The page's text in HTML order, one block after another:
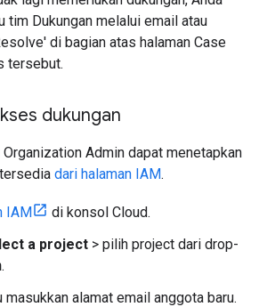
tim Dukungan melalui email atau
di bagian atas halaman Case
tersebut.
dukungan
Admin dapat menetapkan
dari halaman IAM.
IAM
di konsol Cloud.
a project > pilih project dari drop-
.
masukkan alamat email anggota baru.